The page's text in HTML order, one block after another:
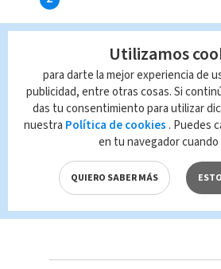
Utilizamos
para darte la mejor experiencia de
publicidad, entre otras cosas. Si
das tu consentimiento para utilizar
nuestra Política de cookies . Puedes
en tu navegador
QUIERO SABER MÁS